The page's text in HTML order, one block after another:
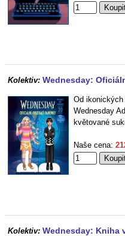
Kolektiv: Wednesday:
Od
Wednesday
květované
Naše cena:
Kolektiv: Wednesday: Kniha